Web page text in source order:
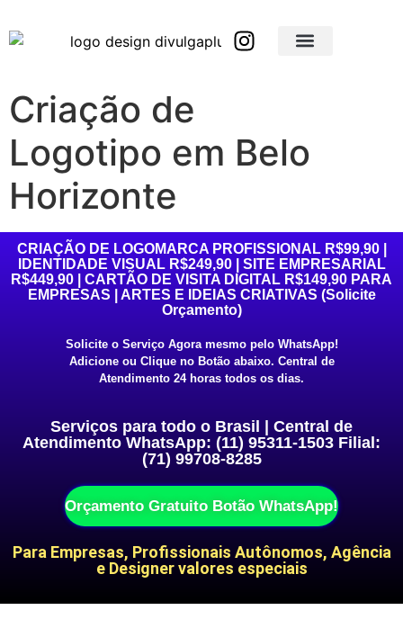
Criação de
Logotipo em Belo
Horizonte
CRIAÇÃO DE LOGOMARCA PROFISSIONAL R$99,90 |
IDENTIDADE VISUAL R$249,90 | SITE EMPRESARIAL
R$449,90 | CARTÃO DE VISITA DIGITAL R$149,90 PARA
EMPRESAS | ARTES E IDEIAS CRIATIVAS (Solicite
Orçamento)
Solicite o Serviço Agora mesmo pelo WhatsApp!
Adicione ou Clique no Botão abaixo. Central de
Atendimento 24 horas todos os dias.
Serviços para todo o Brasil | Central de
Atendimento WhatsApp: (11) 95311-1503 Filial:
(71) 99708-8285
Orçamento Gratuito Botão WhatsApp!
Para Empresas, Profissionais Autônomos, Agência
e Designer valores especiais